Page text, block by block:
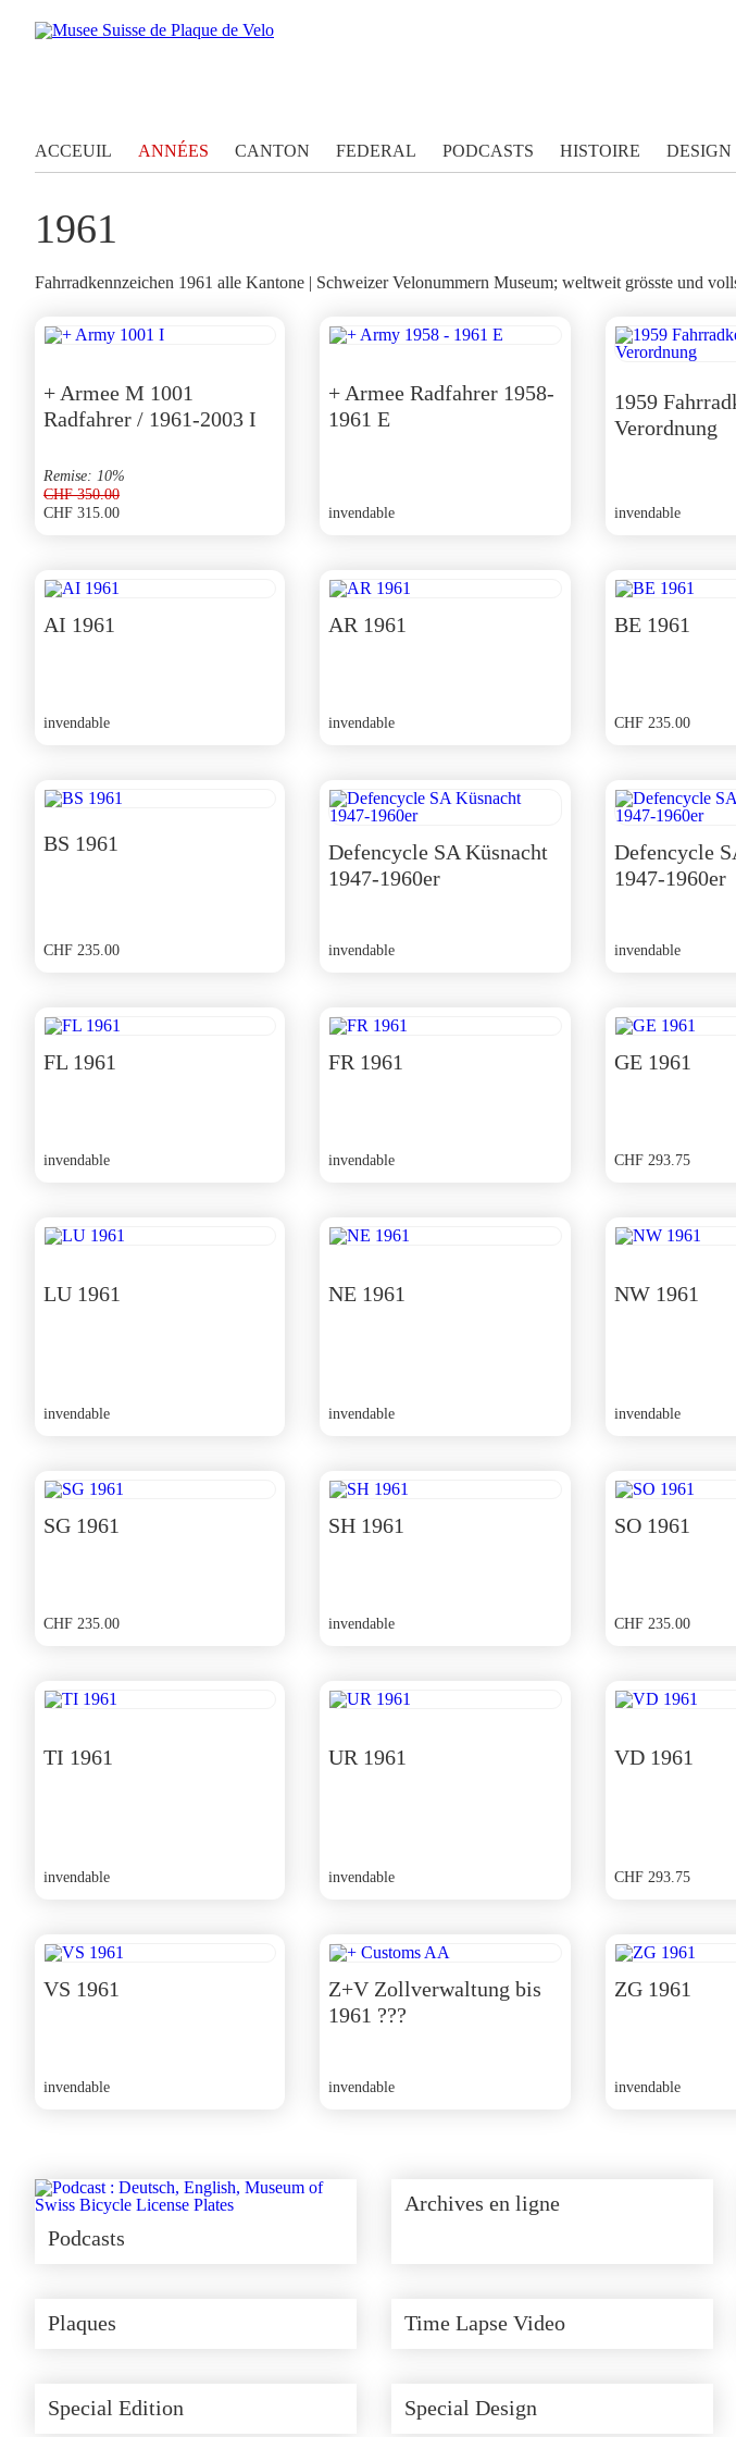
ACCEUIL ANNÉES CANTON FEDERAL PODCASTS HISTOIRE DESIGN
1961
Fahrradkennzeichen 1961 alle Kantone | Schweizer Velonummern Museum; weltweit grösste und
+ Armee M 1001
Radfahrer / 1961-2003 I
CHF350.00
était :
CHF 315.00
est :
Remise: 10%
+ Armee Radfahrer 1958-
1961 E
invendable
1959
Verordnung
invendable
AI 1961
invendable
AR 1961
invendable
BE 1961
CHF235.00
BS 1961
CHF 235.00
Defencycle SA Küsnacht
1947-1960er
invendable
Defencycle
1947-1960er
invendable
FL 1961
invendable
FR 1961
invendable
GE 1961
CHF293.75
LU 1961
invendable
NE 1961
invendable
NW 1961
invendable
SG 1961
CHF 235.00
SH 1961
invendable
SO 1961
CHF235.00
TI 1961
invendable
UR 1961
invendable
VD 1961
CHF293.75
VS 1961
invendable
Z+V Zollverwaltung bis
1961 ???
invendable
ZG 1961
invendable
Podcasts
Archives en ligne
Plaques Time Lapse Video
Special Edition Special Design